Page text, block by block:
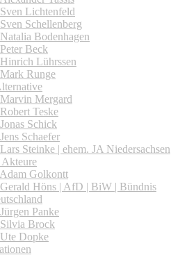
Lichtenfeld
Schellenberg
Bodenhagen
Beck
Lührssen
Runge
Mergard
Teske
Schick
Schaefer
Steinke | ehem. JA Niedersachsen
Akteure
Golkontt
Höns | AfD | BiW | Bündnis
Panke
Brock
Dopke